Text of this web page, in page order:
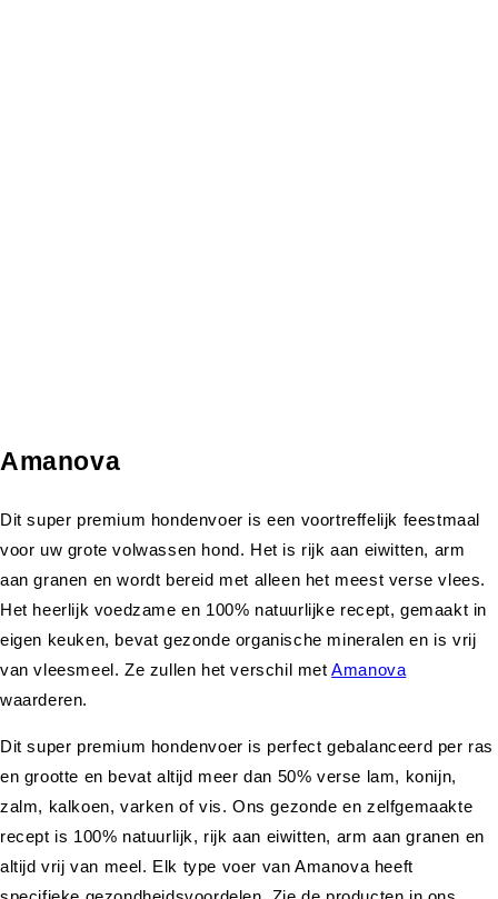
Amanova
Dit super premium hondenvoer is een voortreffelijk feestmaal
voor uw grote volwassen hond. Het is rijk aan eiwitten, arm
aan granen en wordt bereid met alleen het meest verse vlees.
Het heerlijk voedzame en 100% natuurlijke recept, gemaakt in
eigen keuken, bevat gezonde organische mineralen en is vrij
van vleesmeel. Ze zullen het verschil metAmanova
waarderen.
Dit super premium hondenvoer is perfect gebalanceerd per ras
en grootte en bevat altijd meer dan 50% verse lam, konijn,
zalm, kalkoen, varken of vis. Ons gezonde en zelfgemaakte
recept is 100% natuurlijk, rijk aan eiwitten, arm aan granen en
altijd vrij van meel. Elk type voer van Amanova heeft